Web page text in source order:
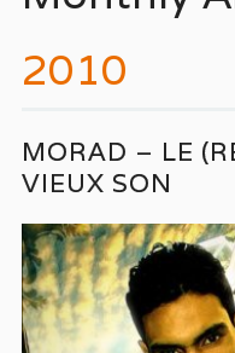
2010
MORAD – LE
VIEUX SON